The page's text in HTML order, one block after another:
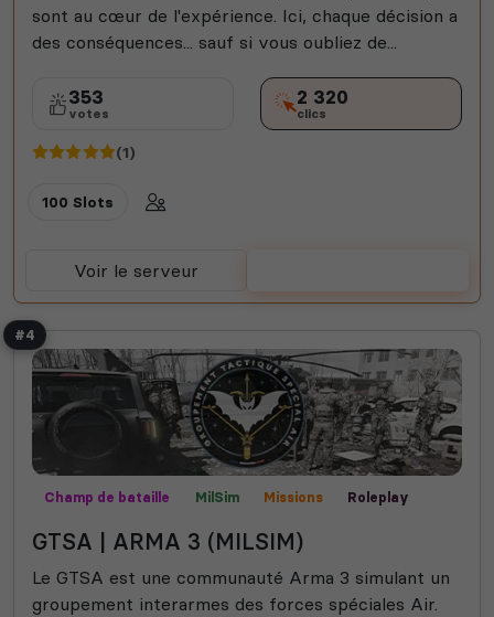
sont au cœur de l'expérience. Ici, chaque décision a
des conséquences... sauf si vous oubliez de...
353
votes
2 320
clics
(1)
100 Slots
Voir le serveur
#4
Champ de bataille MilSim Missions Roleplay
GTSA | ARMA 3 (MILSIM)
Le GTSA est une communauté Arma 3 simulant un
groupement interarmes des forces spéciales Air.